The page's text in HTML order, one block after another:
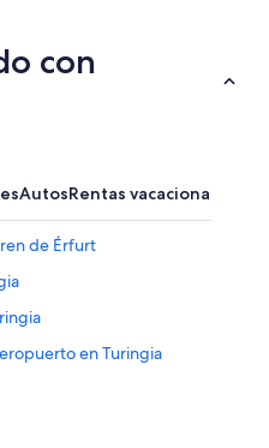
con
AutosRentas vacacionales
de Érfurt
en Turingia